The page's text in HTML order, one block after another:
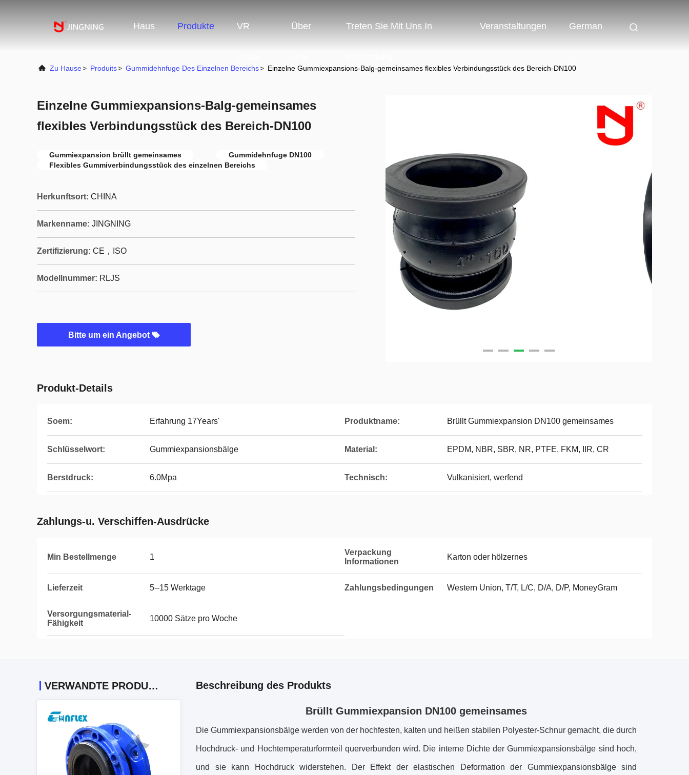
Haus Produkte VR Über Treten Sie Mit Uns In Veranstaltungen German
Zu Hause> Produits> Gummidehnfuge Des Einzelnen Bereichs> Einzelne Gummiexpansions-Balg-gemeinsames flexibles Verbindungsstück des Bereich-DN100
Einzelne Gummiexpansions-Balg-gemeinsames
flexibles Verbindungsstück des Bereich-DN100
Gummiexpansion brüllt gemeinsames
Gummidehnfuge DN100
Flexibles Gummiverbindungsstück des einzelnen Bereichs
Herkunftsort: CHINA
Markenname: JINGNING
Zertifizierung: CE，ISO
Modellnummer: RLJS
Bitte um ein Angebot
Produkt-Details
Soem: Erfahrung 17Years' Produktname: Brüllt Gummiexpansion DN100 gemeinsames
Schlüsselwort: Gummiexpansionsbälge Material: EPDM, NBR, SBR, NR, PTFE, FKM, IIR, CR
Berstdruck: 6.0Mpa Technisch: Vulkanisiert, werfend
Zahlungs-u. Verschiffen-Ausdrücke
Min Bestellmenge 1
Verpackung
Informationen
Karton oder hölzernes
Lieferzeit 5--15 Werktage Zahlungsbedingungen Western Union, T/T, L/C, D/A, D/P, MoneyGram
Versorgungsmaterial-
Fähigkeit
10000 Sätze pro Woche
VERWANDTE PRODUKTE Beschreibung des Produkts
Brüllt Gummiexpansion DN100 gemeinsames
Die Gummiexpansionsbälge werden von der hochfesten, kalten und heißen stabilen Polyester-Schnur gemacht, die durch
Hochdruck- und Hochtemperaturformteil querverbunden wird. Die interne Dichte der Gummiexpansionsbälge sind hoch,
und sie kann Hochdruck widerstehen. Der Effekt der elastischen Deformation der Gummiexpansionsbälge sind